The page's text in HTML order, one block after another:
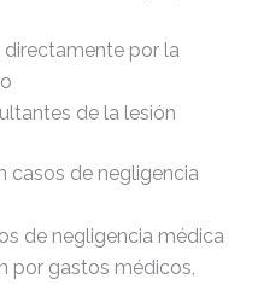
directamente por la
de la lesión
casos de negligencia
de negligencia médica
por gastos médicos,